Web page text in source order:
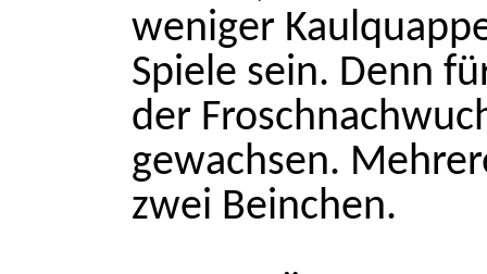
weniger
Spiele sein. Denn
der
gewachsen.
zwei Beinchen.